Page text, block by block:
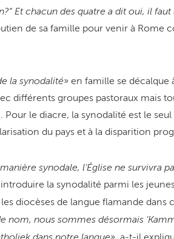
Et chacun des quatre a dit oui, il
de sa famille pour venir à Rome
la synodalité» en famille se décalque
différents groupes pastoraux mais
le diacre, la synodalité est le seul
du pays et à la disparition
synodale, l'Église ne survivra
la synodalité parmi les
diocèses de langue flamande dans
nom, nous sommes désormais